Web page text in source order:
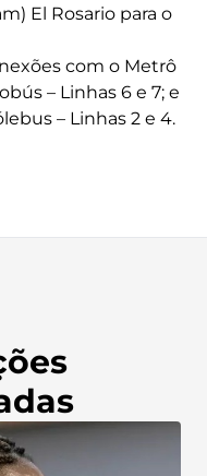
El Rosario para o
com o Metrô
– Linhas 6 e 7; e
– Linhas 2 e 4.